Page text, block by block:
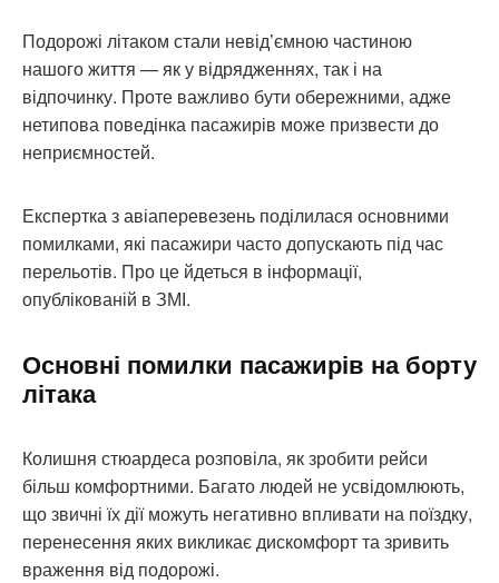
Подорожі літаком стали невід’ємною частиною
нашого життя — як у відрядженнях, так і на
відпочинку. Проте важливо бути обережними, адже
нетипова поведінка пасажирів може призвести до
неприємностей.
Експертка з авіаперевезень поділилася основними
помилками, які пасажири часто допускають під час
перельотів. Про це йдеться в інформації,
опублікованій в ЗМІ.
Основні помилки пасажирів на борту
літака
Колишня стюардеса розповіла, як зробити рейси
більш комфортними. Багато людей не усвідомлюють,
що звичні їх дії можуть негативно впливати на поїздку,
перенесення яких викликає дискомфорт та зривить
враження від подорожі.